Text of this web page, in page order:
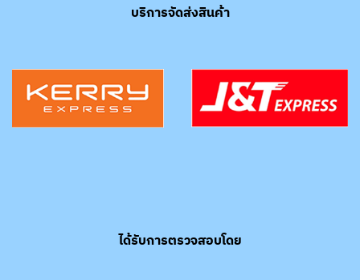
บริการจัดส่งสินค้า
ได้รับการตรวจสอบโดย